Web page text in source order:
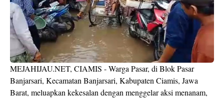
MEJAHIJAU.NET, CIAMIS - Warga Pasar, di Blok Pasar
Banjarsari, Kecamatan Banjarsari, Kabupaten Ciamis, Jawa
Barat, meluapkan kekesalan dengan menggelar aksi menanam,